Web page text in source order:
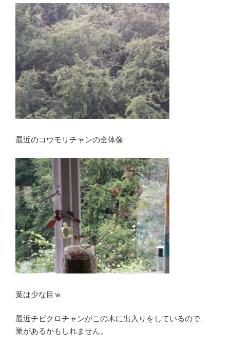
最近のコウモリチャンの全体像
葉は少な目ｗ
最近チビクロチャンがこの木に出入りをしているので、
巣があるかもしれません。